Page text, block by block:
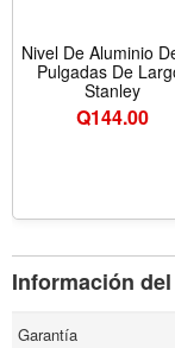
Nivel De Aluminio
Pulgadas De
Stanley
Q144.00
Información
Garantía